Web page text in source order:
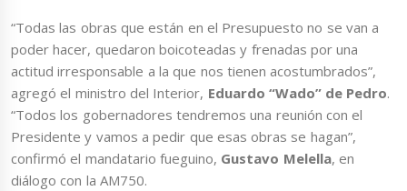
“Todas las obras que están en el Presupuesto no se van a
poder hacer, quedaron boicoteadas y frenadas por una
actitud irresponsable a la que nos tienen acostumbrados”,
agregó el ministro del Interior, Eduardo “Wado” de Pedro.
“Todos los gobernadores tendremos una reunión con el
Presidente y vamos a pedir que esas obras se hagan”,
confirmó el mandatario fueguino, Gustavo Melella, en
diálogo con la AM750.